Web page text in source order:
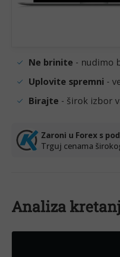
Ne brinite - nudimo
Uplovite spremni -
Birajte - širok izbor
Analiza